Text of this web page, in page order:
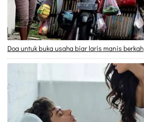
Doa untuk buka usaha biar laris manis berkah